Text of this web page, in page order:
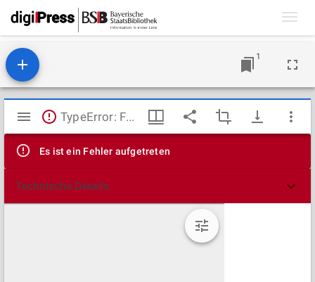
1
Mirador
Viewer
TypeError: Failed to fetch
Es ist ein Fehler aufgetreten
Technische Details